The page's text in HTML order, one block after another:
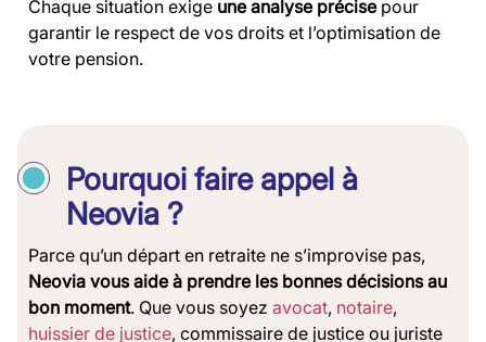
Chaque situation exige une analyse précise pour
garantir le respect de vos droits et l’optimisation de
votre pension.
Pourquoi faire appel à
Neovia ?
Parce qu’un départ en retraite ne s’improvise pas,
Neovia vous aide à prendre les bonnes décisions au
bon moment. Que vous soyez avocat, notaire,
huissier de justice, commissaire de justice ou juriste